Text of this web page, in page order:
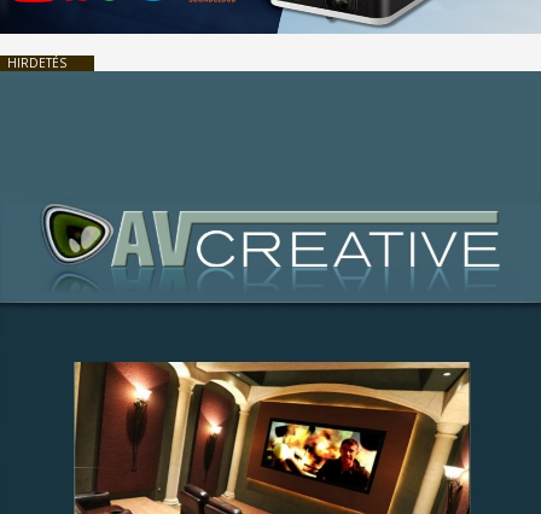
HIRDETÉS